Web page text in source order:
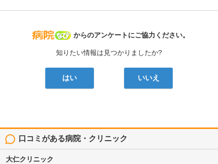
病院なび
からのアンケートにご協力ください。
知りたい情報は見つかりましたか?
はい いいえ
口コミがある病院・クリニック
大仁クリニック